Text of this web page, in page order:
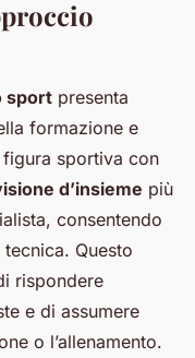
sport presenta
formazione e
figura sportiva con
d’insieme più
consentendo
Questo
rispondere
e di assumere
o l’allenamento.